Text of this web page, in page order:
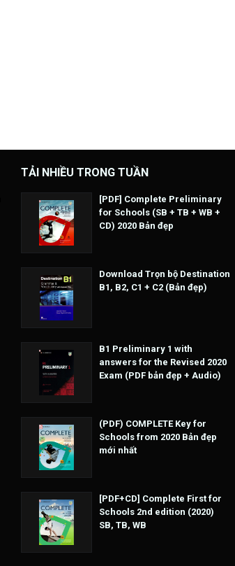
TẢI NHIỀU TRONG TUẦN
[PDF] Complete Preliminary
for Schools (SB + TB + WB +
CD) 2020 Bản đẹp
Download Trọn bộ Destination
B1, B2, C1 + C2 (Bản đẹp)
B1 Preliminary 1 with
answers for the Revised 2020
Exam (PDF bản đẹp + Audio)
(PDF) COMPLETE Key for
Schools from 2020 Bản đẹp
mới nhất
[PDF+CD] Complete First for
Schools 2nd edition (2020)
SB, TB, WB